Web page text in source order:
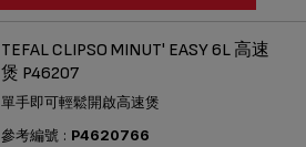
TEFAL CLIPSO MINUT' EASY 6L 高速
煲 P46207
單手即可輕鬆開啟高速煲
參考編號 : P4620766